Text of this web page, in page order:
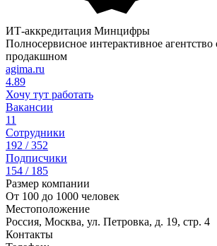
ИТ-аккредитация Минцифры
Полносервисное интерактивное
продакшном
agima.ru
4.89
Хочу тут работать
Вакансии
11
Сотрудники
192 / 352
Подписчики
154 / 185
Размер компании
От 100 до 1000 человек
Местоположение
Россия, Москва, ул. Петровка, д. 19, стр. 4
Контакты